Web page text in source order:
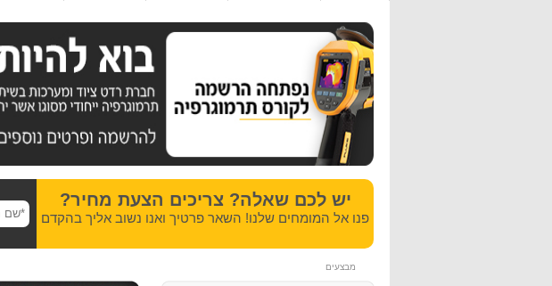
יש לכם שאלה? צריכים הצעת מחיר?
פנו אל המומחים שלנו! השאר פרטיך ואנו נשוב אליך בהקדם
מבצעים